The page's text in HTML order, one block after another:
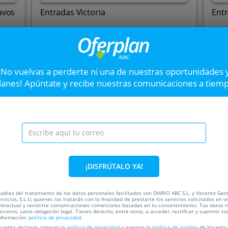
Entradas Victoria
Teatro Fígaro
28012. Madrid.
13
VER OFERTA
SiguienteRigoletto de
Cena para dos
Disfruta de la obra
trágica y arrebatadora obra
Real y una cena en el
49%
vuelvas a perderte ni una de nuestras oportunidades
Apúntate y recibe nuestras comunicaciones a
¡DISFRÚTALO YA!
del tratamiento de los datos personales facilitados son DIARIO ABC S.L. y Vocento
S.L.U, quienes los tratarán con la finalidad de prestarte los servicios solicitados en
y remitirte comunicaciones comerciales basadas en tu consentimiento. Tus datos
salvo obligación legal. Tienes derecho, entre otros, a acceder, rectificar y suprimir
política de privacidad